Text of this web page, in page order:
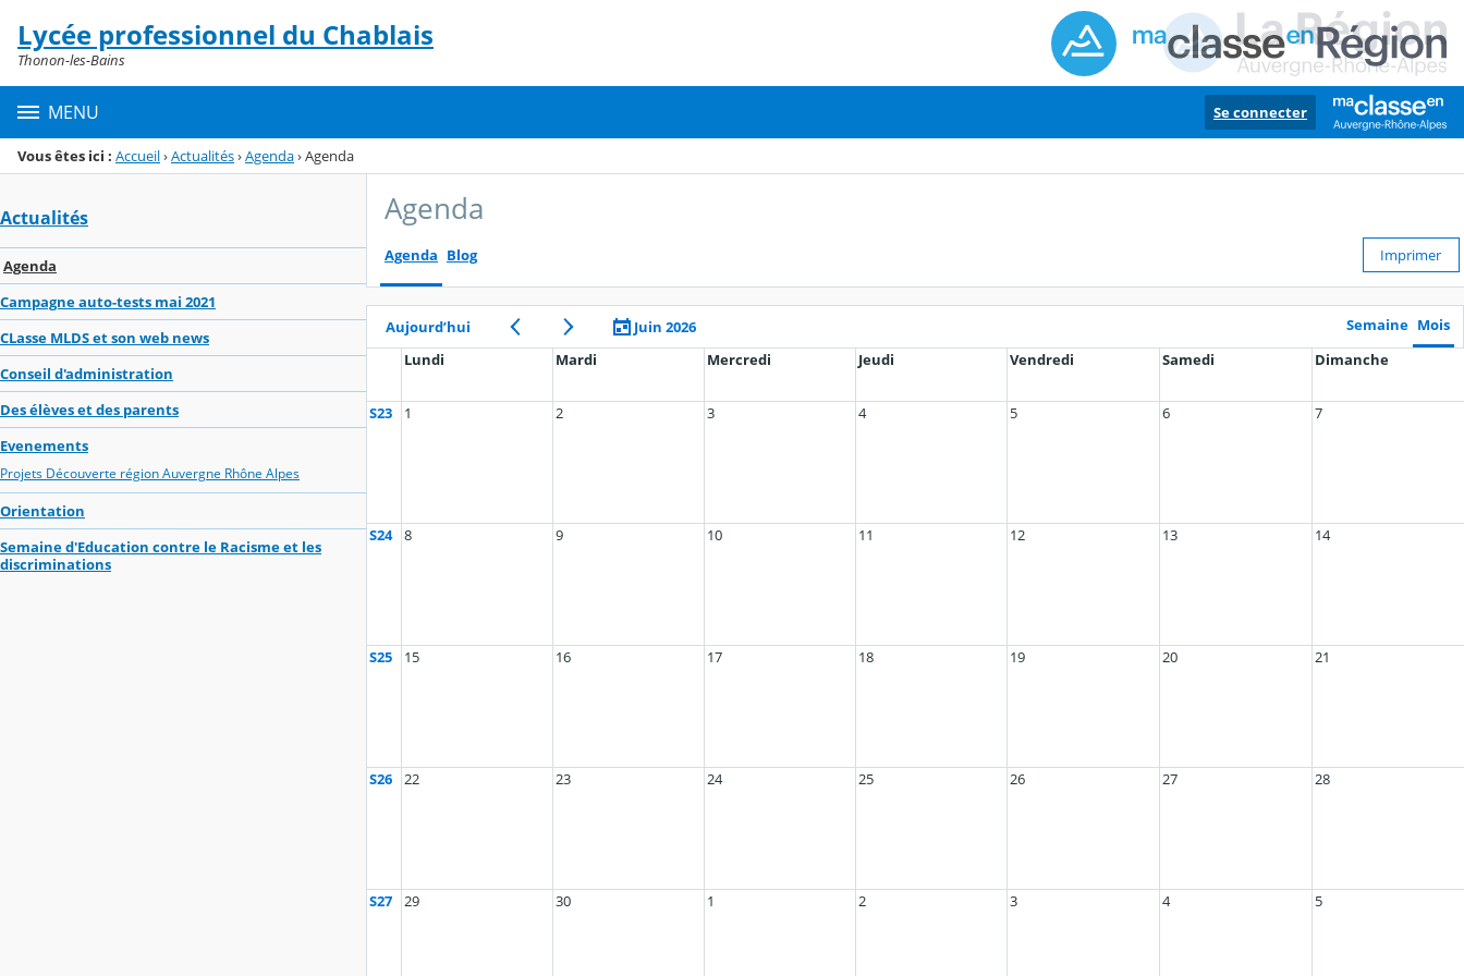
Menu de la rubrique
Contenu
Lycée professionnel du Chablais
Thonon-les-Bains
MENU Se connecter
Vous êtes ici : Accueil›Actualités›Agenda›Agenda
Actualités
Agenda
Campagne auto-tests mai 2021
CLasse MLDS et son web news
Conseil d'administration
Des élèves et des parents
Evenements
Projets Découverte région Auvergne Rhône Alpes
Orientation
Semaine d'Education contre le Racisme et les
discriminations
Agenda
Agenda Blog Imprimer
Aujourd’hui Juin 2026 Semaine Mois
Lundi
Mardi Mercredi Jeudi Vendredi Samedi Dimanche
S23 1 2 3 4 5 6 7
S24 8 9 10 11 12 13 14
S25 15 16 17 18 19 20 21
S26 22 23 24 25 26 27 28
S27 29 30 1 2 3 4 5